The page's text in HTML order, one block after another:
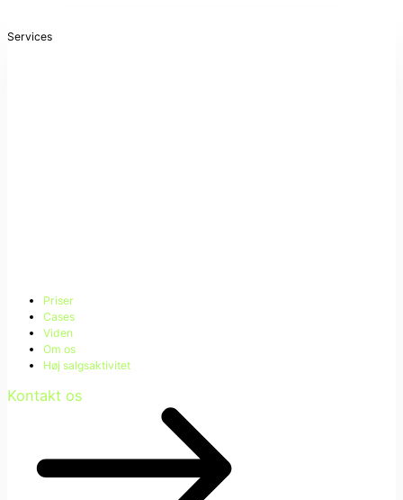
Services
Priser
Cases
Viden
Om os
Høj salgsaktivitet
Kontakt os